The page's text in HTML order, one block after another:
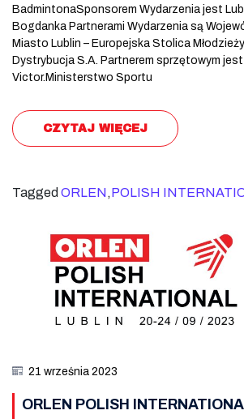
BadmintonaSponsorem Wydarzenia jest
Bogdanka Partnerami Wydarzenia są
Miasto Lublin – Europejska Stolica
Dystrybucja S.A. Partnerem sprzętowym jest
Victor.Ministerstwo Sportu
CZYTAJ WIĘCEJ
Tagged ORLEN,POLISH
21 września 2023
ORLEN POLISH